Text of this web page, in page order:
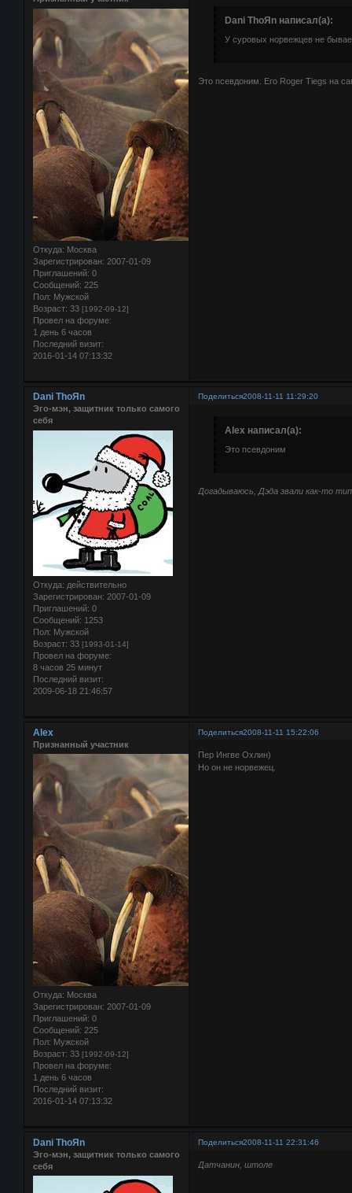
Откуда: Москва
Зарегистрирован: 2007-01-09
Приглашений: 0
Сообщений: 225
Пол: Мужской
Возраст: 33 [1992-09-12]
Провел на форуме:
1 день 6 часов
Последний визит:
2016-01-14 07:13:32
Dani ThoЯn написал(а):
У суровых норвежцев не
Это псевдоним. Его Roger Tiegs на
Поделиться2008-11-11 11:29:20
Dani ThoЯn
Эго-мэн, защитник только самого
себя
Откуда: действительно
Зарегистрирован: 2007-01-09
Приглашений: 0
Сообщений: 1253
Пол: Мужской
Возраст: 33 [1993-01-14]
Провел на форуме:
8 часов 25 минут
Последний визит:
2009-06-18 21:46:57
Alex написал(а):
Это псевдоним
Догадываюсь, Дэда звали как-то
Поделиться2008-11-11 15:22:06
Alex
Признанный участник
Откуда: Москва
Зарегистрирован: 2007-01-09
Приглашений: 0
Сообщений: 225
Пол: Мужской
Возраст: 33 [1992-09-12]
Провел на форуме:
1 день 6 часов
Последний визит:
2016-01-14 07:13:32
Пер Ингве Охлин)
Но он не норвежец.
Поделиться2008-11-11 22:31:46
Dani ThoЯn
Эго-мэн, защитник только самого
себя
Датчанин, штоле